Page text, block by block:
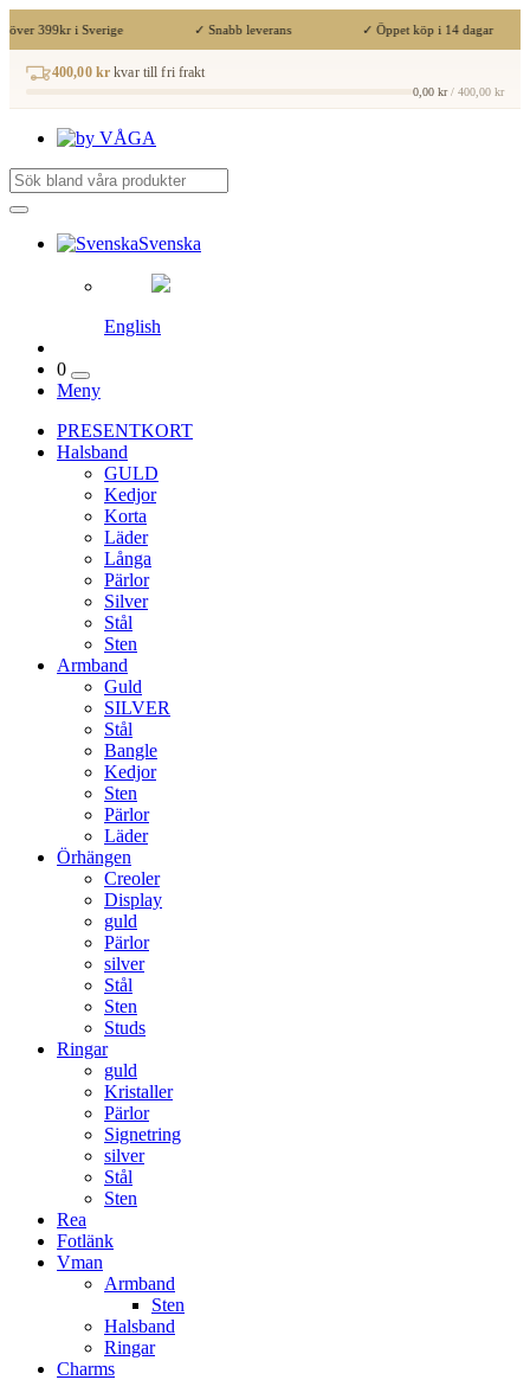
399kr i Sverige ✓ Snabb leverans ✓ Öppet köp i 14 dagar
400,00 kr kvar till fri frakt
0,00 kr/ 400,00 kr
Svenska
English
0
Meny
PRESENTKORT
Halsband
GULD
Kedjor
Korta
Läder
Långa
Pärlor
Silver
Stål
Sten
Armband
Guld
SILVER
Stål
Bangle
Kedjor
Sten
Pärlor
Läder
Örhängen
Creoler
Display
guld
Pärlor
silver
Stål
Sten
Studs
Ringar
guld
Kristaller
Pärlor
Signetring
silver
Stål
Sten
Rea
Fotlänk
Vman
Armband
Sten
Halsband
Ringar
Charms